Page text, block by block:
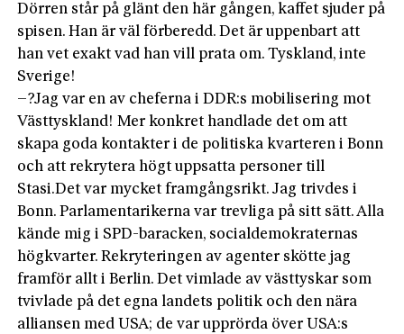
Dörren står på glänt den här gången, kaffet sjuder på
spisen. Han är väl förberedd. Det är uppenbart att
han vet exakt vad han vill prata om. Tyskland, inte
Sverige!
–?Jag var en av cheferna i DDR:s mobilisering mot
Västtyskland! Mer konkret handlade det om att
skapa goda kontakter i de politiska kvarteren i Bonn
och att rekrytera högt uppsatta personer till
Stasi.Det var mycket framgångsrikt. Jag trivdes i
Bonn. Parlamentarikerna var trevliga på sitt sätt. Alla
kände mig i SPD-baracken, socialdemokraternas
högkvarter. Rekryteringen av agenter skötte jag
framför allt i Berlin. Det vimlade av västtyskar som
tvivlade på det egna landets politik och den nära
alliansen med USA; de var upprörda över USA:s